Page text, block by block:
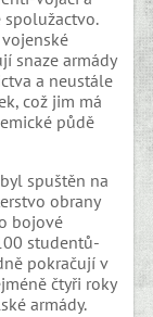
snaze armády
a neustále
což jim má
půdě
spuštěn na
obrany
bojové
studentů-
pokračují v
čtyři roky
armády.